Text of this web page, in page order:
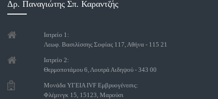
Δρ. Παναγιώτης Σπ. Καραντζής
Ιατρείο 1:
Λεωφ. Βασιλίσσης Σοφίας 117, Αθήνα - 115 21
Ιατρείο 2:
Θερμοποτάμου 6, Λουτρά Αιδηψού - 343 00
Μονάδα ΥΓΕΙΑ IVF Εμβρυογένεσις:
Φλέμινγκ 15, 15123, Μαρούσι